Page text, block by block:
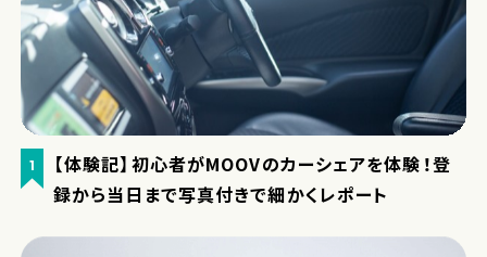
1
【体験記】初心者がMOOVのカーシェアを体験！登
録から当日まで写真付きで細かくレポート